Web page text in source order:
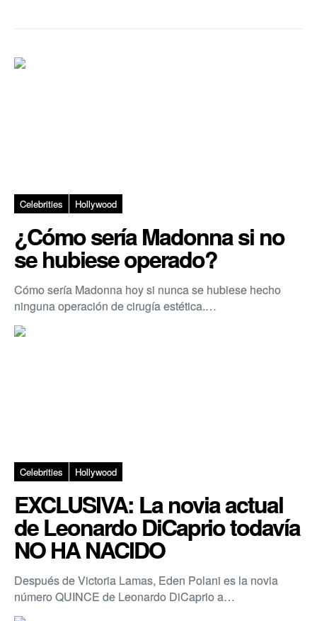
Celebrities Hollywood
¿Cómo sería Madonna si no
se hubiese operado?
Cómo sería Madonna hoy si nunca se hubiese hecho
ninguna operación de cirugía estética.…
Celebrities Hollywood
EXCLUSIVA: La novia actual
de Leonardo DiCaprio todavía
NO HA NACIDO
Después de Victoria Lamas, Eden Polani es la novia
número QUINCE de Leonardo DiCaprio a…